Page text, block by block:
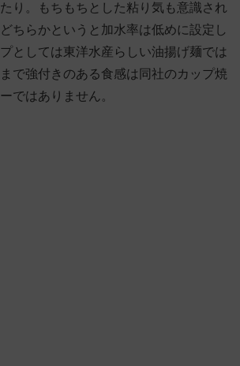
り。もちもちとした粘り気も意識され
ちらかというと加水率は低めに設定し
としては東洋水産らしい油揚げ麺では
で強付きのある食感は同社のカップ焼
ではありません。